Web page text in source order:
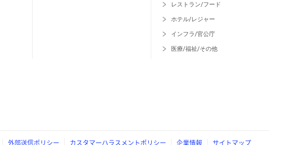
レストラン/フード
ホテル/レジャー
インフラ/官公庁
医療/福祉/その他
外部送信ポリシー カスタマーハラスメントポリシー 企業情報 サイトマップ